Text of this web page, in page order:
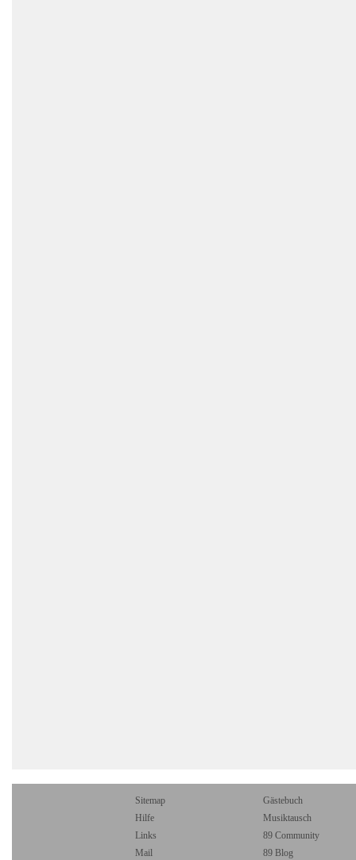
Sitemap
Gästebuch
Hilfe
Musiktausch
Links
89 Community
Mail
89 Blog